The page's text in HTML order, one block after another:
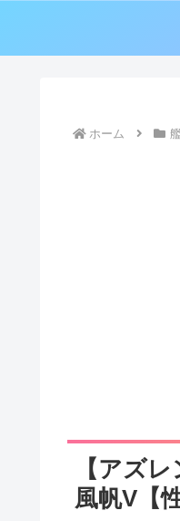
ホーム
【アズ
風帆V【